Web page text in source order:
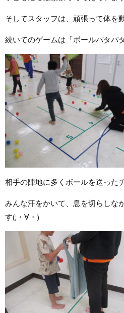
そしてスタッフは、頑張って体を
続いてのゲームは「ボールパタパ
相手の陣地に多くボールを送った
みんな汗をかいて、息を切らしな
す(;・∀・)